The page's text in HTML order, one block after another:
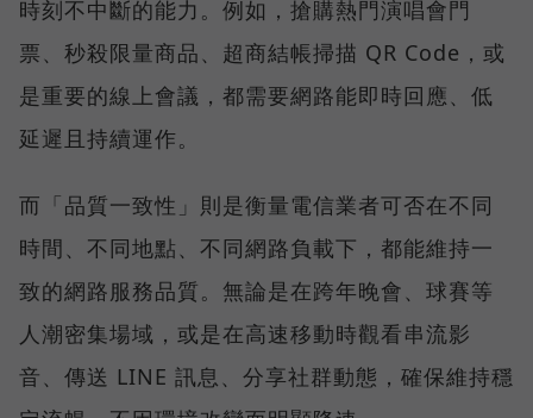
時刻不中斷的能力。例如，搶購熱門演唱會門
票、秒殺限量商品、超商結帳掃描 QR Code，或
是重要的線上會議，都需要網路能即時回應、低
延遲且持續運作。
而「品質一致性」則是衡量電信業者可否在不同
時間、不同地點、不同網路負載下，都能維持一
致的網路服務品質。無論是在跨年晚會、球賽等
人潮密集場域，或是在高速移動時觀看串流影
音、傳送 LINE 訊息、分享社群動態，確保維持穩